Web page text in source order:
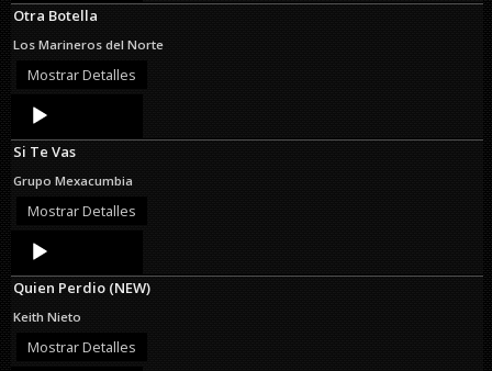
Otra Botella
Los Marineros del Norte
Mostrar Detalles
Audio
Player
Si Te Vas
Grupo Mexacumbia
Mostrar Detalles
Audio
Player
Quien Perdio (NEW)
Keith Nieto
Mostrar Detalles